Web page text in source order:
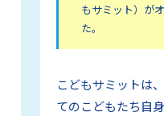
もサミット）が
た。
こどもサミットは
てのこどもたち自